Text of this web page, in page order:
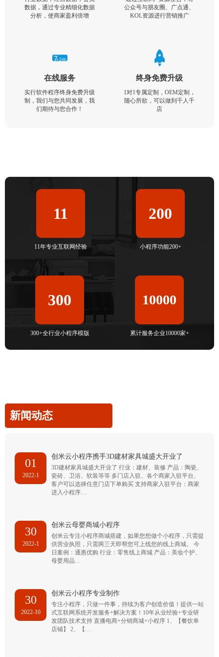
数据，通过专业精细化数据
分析，使商家盈利倍增
公众号与朋友圈、广点通、
KOL资源进行营销推广
在线服务
实行软件程序终身免费升级
制，我们与您共同发展，我
们期待与您合作！
终身免费升级
1对1专属定制，OEM定制，
随心所欲，可以做到千人千
店
11
11年专业互联网经验
200
小程序功能200+
300
300+全行业小程序模版
10000
累计服务企业10000家+
新闻动态
01
2022-1
创米云小程序携手3D建材家具城盛大开业了
3D建材家具城盛大开业了 行业：建材、装修 产品：陶瓷、
瓷砖、卫浴、软装等等 多门店入驻、各个商家入驻平台、
客户可以选择任意门店下单购买 支持商家入驻平台：商家
进入小程序…
30
2022-1
创米云母婴商城小程序
创米云专注小程序商城搭建，如果您想做个小程序，只需提
供营业执照，只需两三天即帮您可上线您的线上商城。 今
日案例：通惠优购 行业：零售线上商城 产品：美妆个护、
母婴用品…
30
2022-10
创米云小程序专业制作
专注小程序，只做一件事，持续为客户创造价值！提供一站
式互联网系统开发服务+解决方案！10年从业经验+专业研
发团队技术支持 直播电商+分销商城+小程序 1、【餐饮单
店铺】 2、【…